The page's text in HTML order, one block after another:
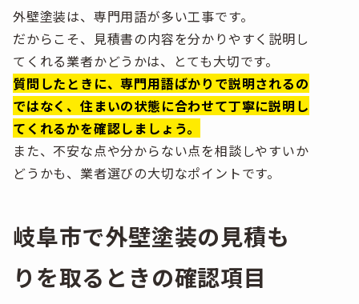
外壁塗装は、専門用語が多い工事です。
だからこそ、見積書の内容を分かりやすく説明し
てくれる業者かどうかは、とても大切です。
質問したときに、専門用語ばかりで説明されるの
ではなく、住まいの状態に合わせて丁寧に説明し
てくれるかを確認しましょう。
また、不安な点や分からない点を相談しやすいか
どうかも、業者選びの大切なポイントです。
岐阜市で外壁塗装の見積も
りを取るときの確認項目